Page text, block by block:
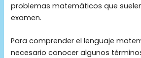
problemas matemáticos que
examen.
Para comprender el lenguaje
necesario conocer algunos